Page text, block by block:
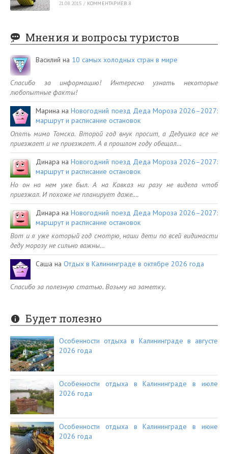
21.08.2015 / КОММЕНТАРИЕВ 8
Мнения и вопросы туристов
Василий на 10 самых холодных стран в мире
Спасибо за информацию! Интересно узнать некоторые
любопытные факты!
Марина наНовогодний поезд Деда Мороза 2026–2027:
маршрут и расписание остановок
Опять мимо Томска. Второй год внук просит, а Дедушка все не
приезжает и не приезжает. А в прошлом году обещал…
Динара наНовогодний поезд Деда Мороза 2026–2027:
маршрут и расписание остановок
Но он на нем уже был. А на Кавказ ни разу не видела чтоб
приезжал. И похоже не планирует даже.…
Динара наНовогодний поезд Деда Мороза 2026–2027:
маршрут и расписание остановок
Вот и я уже который год смотрю, наши дети по всей видимости
деду морозу не сильно важны…
Саша на Отдых в Калининграде в октябре 2026 года
Спасибо за полезную статью. Возьму на заметку.
Будет полезно
Особенности отдыха в Калининграде в августе
2026 года
Особенности отдыха в Калининграде в июле
2026 года
Особенности отдыха в Калининграде в июне
2026 года